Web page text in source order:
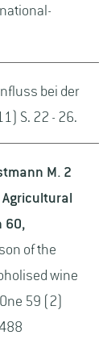
bei der
S. 22 - 26.
M. 2
60,
of the
wine
59 (2)